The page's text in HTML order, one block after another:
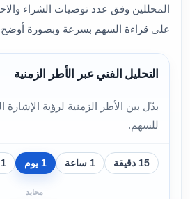
المحللين وفق عدد توصيات الشراء
على قراءة السهم بسرعة وبصورة
التحليل الفني عبر الأطر الزمنية
بدّل بين الأطر الزمنية لرؤية الإشارة
للسهم.
15 دقيقة 1 ساعة 1 يوم 1 أسبوع
محايد